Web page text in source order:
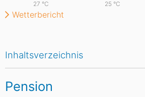
Inhaltsverzeichnis
Pension
27 °C 25 °C
Wetterbericht